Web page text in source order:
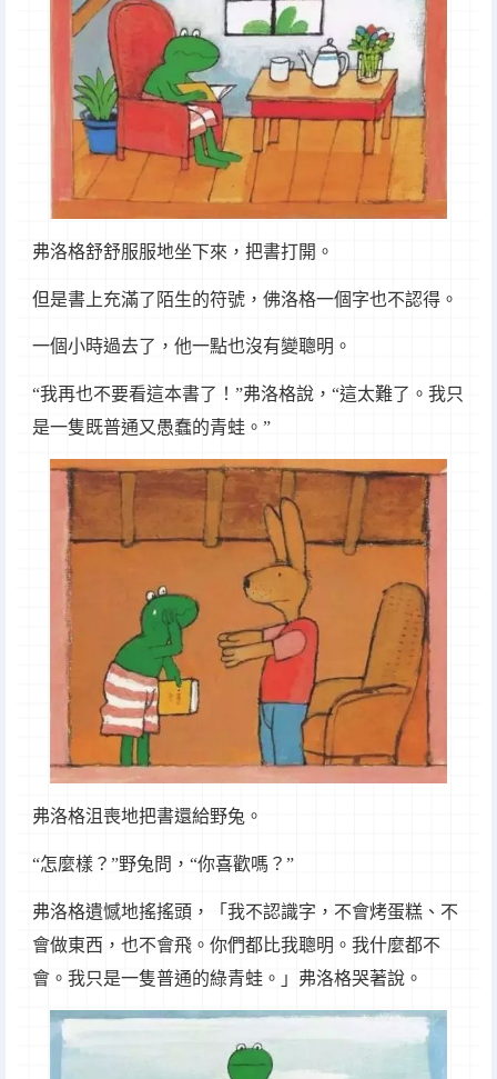
弗洛格舒舒服服地坐下來，把書打開。
但是書上充滿了陌生的符號，佛洛格一個字也不認得。
一個小時過去了，他一點也沒有變聰明。
“我再也不要看這本書了！”弗洛格說，“這太難了。我只
是一隻既普通又愚蠢的青蛙。”
弗洛格沮喪地把書還給野兔。
“怎麼樣？”野兔問，“你喜歡嗎？”
弗洛格遺憾地搖搖頭，「我不認識字，不會烤蛋糕、不
會做東西，也不會飛。你們都比我聰明。我什麼都不
會。我只是一隻普通的綠青蛙。」弗洛格哭著說。